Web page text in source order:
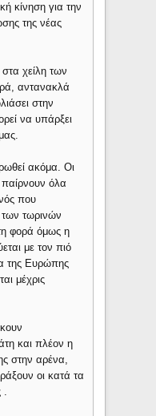
κίνηση για την
της νέας
χείλη των
αντανακλά
στην
να υπάρξει
ακόμα. Οι
παίρνουν όλα
που
των τωρινών
φορά όμως η
με τον πιό
της Ευρώπης
μέχρις
και πλέον η
στην αρένα,
οι κατά τα
.